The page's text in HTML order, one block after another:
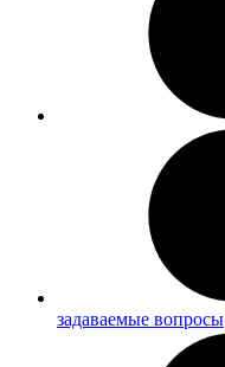
задаваемые вопросы